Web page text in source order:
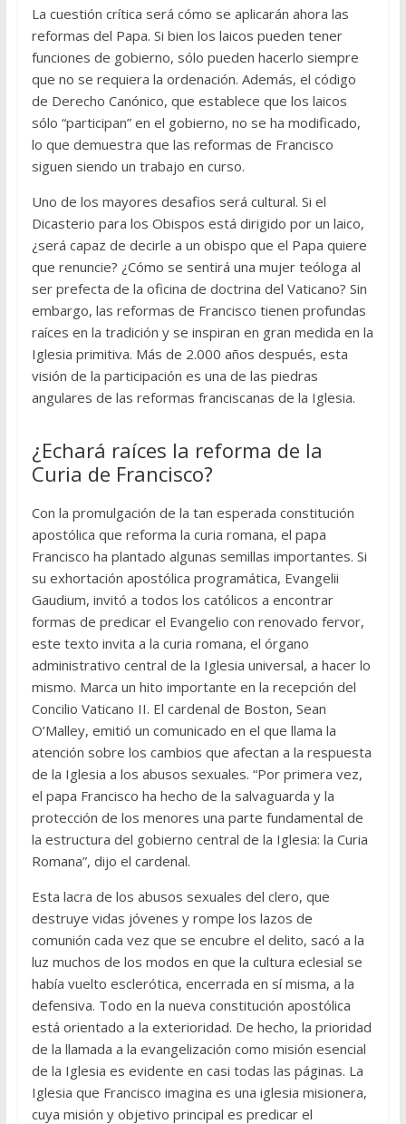
La cuestión crítica será cómo se aplicarán ahora las
reformas del Papa. Si bien los laicos pueden tener
funciones de gobierno, sólo pueden hacerlo siempre
que no se requiera la ordenación. Además, el código
de Derecho Canónico, que establece que los laicos
sólo “participan” en el gobierno, no se ha modificado,
lo que demuestra que las reformas de Francisco
siguen siendo un trabajo en curso.
Uno de los mayores desafios será cultural. Si el
Dicasterio para los Obispos está dirigido por un laico,
¿será capaz de decirle a un obispo que el Papa quiere
que renuncie? ¿Cómo se sentirá una mujer teóloga al
ser prefecta de la oficina de doctrina del Vaticano? Sin
embargo, las reformas de Francisco tienen profundas
raíces en la tradición y se inspiran en gran medida en la
Iglesia primitiva. Más de 2.000 años después, esta
visión de la participación es una de las piedras
angulares de las reformas franciscanas de la Iglesia.
¿Echará raíces la reforma de la
Curia de Francisco?
Con la promulgación de la tan esperada constitución
apostólica que reforma la curia romana, el papa
Francisco ha plantado algunas semillas importantes. Si
su exhortación apostólica programática, Evangelii
Gaudium, invitó a todos los católicos a encontrar
formas de predicar el Evangelio con renovado fervor,
este texto invita a la curia romana, el órgano
administrativo central de la Iglesia universal, a hacer lo
mismo. Marca un hito importante en la recepción del
Concilio Vaticano II. El cardenal de Boston, Sean
O’Malley, emitió un comunicado en el que llama la
atención sobre los cambios que afectan a la respuesta
de la Iglesia a los abusos sexuales. “Por primera vez,
el papa Francisco ha hecho de la salvaguarda y la
protección de los menores una parte fundamental de
la estructura del gobierno central de la Iglesia: la Curia
Romana”, dijo el cardenal.
Esta lacra de los abusos sexuales del clero, que
destruye vidas jóvenes y rompe los lazos de
comunión cada vez que se encubre el delito, sacó a la
luz muchos de los modos en que la cultura eclesial se
había vuelto esclerótica, encerrada en sí misma, a la
defensiva. Todo en la nueva constitución apostólica
está orientado a la exterioridad. De hecho, la prioridad
de la llamada a la evangelización como misión esencial
de la Iglesia es evidente en casi todas las páginas. La
Iglesia que Francisco imagina es una iglesia misionera,
cuya misión y objetivo principal es predicar el